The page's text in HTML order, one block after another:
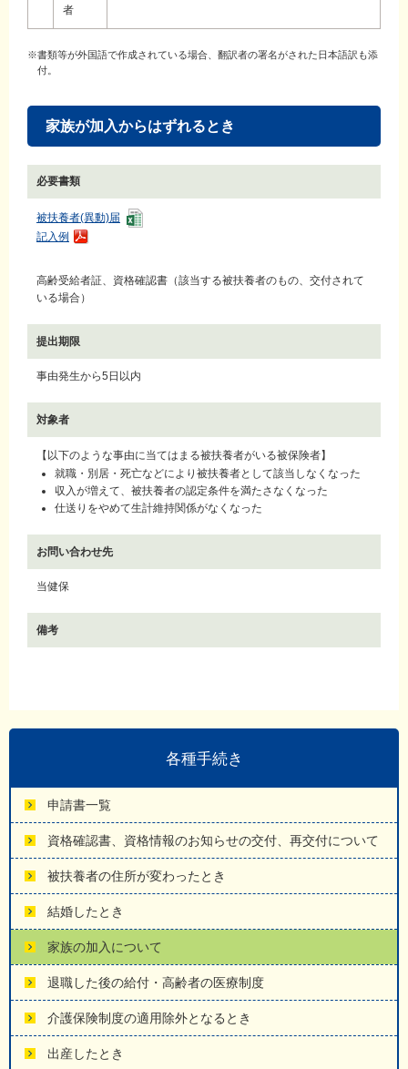
者
※書類等が外国語で作成されている場合、翻訳者の署名がされた日本語訳も添
付。
家族が加入からはずれるとき
必要書類
被扶養者(異動)届
記入例
高齢受給者証、資格確認書（該当する被扶養者のもの、交付されて
いる場合）
提出期限
事由発生から5日以内
対象者
【以下のような事由に当てはまる被扶養者がいる被保険者】
就職・別居・死亡などにより被扶養者として該当しなくなった
収入が増えて、被扶養者の認定条件を満たさなくなった
仕送りをやめて生計維持関係がなくなった
お問い合わせ先
当健保
備考
各種手続き
申請書一覧
資格確認書、資格情報のお知らせの交付、再交付について
被扶養者の住所が変わったとき
結婚したとき
家族の加入について
退職した後の給付・高齢者の医療制度
介護保険制度の適用除外となるとき
出産したとき